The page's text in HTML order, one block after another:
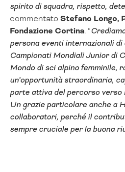
spirito di squadra, rispetto,
commentato Stefano Longo,
Fondazione Cortina. “
persona eventi internazionali
Campionati Mondiali Junior di
Mondo di sci alpino femminile,
un’opportunità straordinaria,
parte attiva del percorso
Un grazie particolare anche a
collaboratori, perché il
sempre cruciale per la buona